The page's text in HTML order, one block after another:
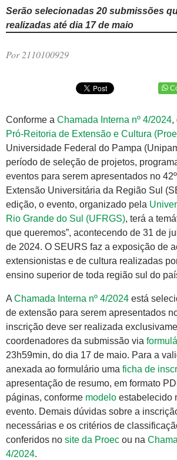
Serão selecionadas 20 submissões
realizadas até dia 17 de maio
Por 2110100929
Conforme a Chamada Interna nº 4/2024,
Pró-Reitoria de Extensão e Cultura
Universidade Federal do Pampa
período de seleção de projetos,
eventos para serem apresentados no
Extensão Universitária da Região Sul
edição, o evento, organizado pela
Rio Grande do Sul (UFRGS), terá a
que queremos”, acontecendo de 31 de
de 2024. O SEURS faz a exposição de
extensionistas e de cultura realizadas
ensino superior de toda região sul do
A Chamada Interna nº 4/2024 está
de extensão para serem apresentados
inscrição deve ser realizada
coordenadores da submissão via
23h59min, do dia 17 de maio. Para a
anexada ao formulário uma ficha de
apresentação de resumo, em formato
páginas, conforme modelo estabelecido
evento. Demais dúvidas sobre a
necessárias e os critérios de
conferidos no site da Proec ou na
4/2024.